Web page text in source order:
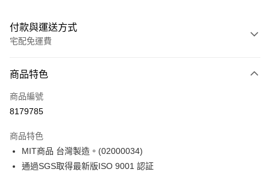
付款與運送方式
宅配免運費
信用卡一次付款
信用卡分期付款
合作金庫商業銀行
華南商業銀行
上海商業儲蓄銀行
台北富邦商業銀行
LINE Pay
Apple Pay
商品特色
商品編號
8179785
商品特色
MIT商品 台灣製造。(02000034)
通過SGS取得最新版ISO 9001 認証